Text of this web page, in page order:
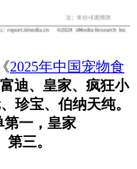
2025年中国宠物食
富迪、皇家、疯狂小
珍宝、伯纳天纯。
第一，皇家
第三。